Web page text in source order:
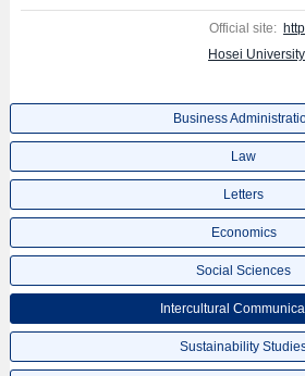
informasi yang berguna bagi mahasiswa(i)
untuk jumlah pendaftar dan jumlah kelulusan
Official site:
Hosei
Business
Law
Letters
Economics
Social Sciences
Intercultural
Sustainability